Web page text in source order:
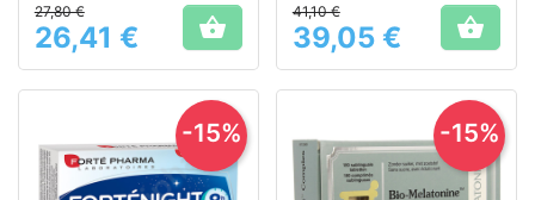
Prix
27,80 €
26,41 €  Prix
41,10 €
39,05 € 
-15% -15%